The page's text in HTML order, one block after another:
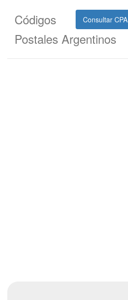
Consultar CPA
Códigos
Postales Argentinos